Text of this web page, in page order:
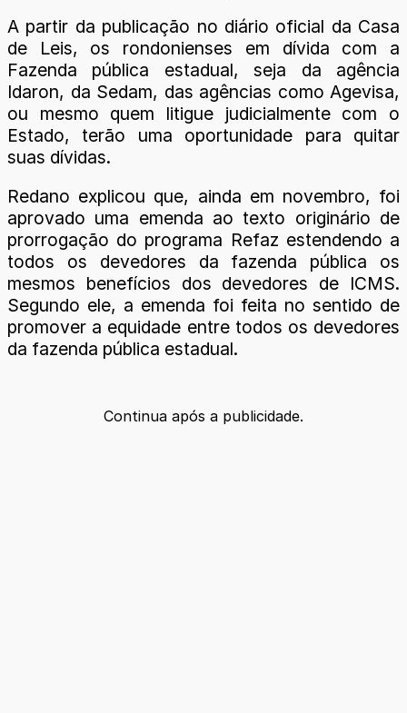
A partir da publicação no diário oficial da Casa
de Leis, os rondonienses em dívida com a
Fazenda pública estadual, seja da agência
Idaron, da Sedam, das agências como Agevisa,
ou mesmo quem litigue judicialmente com o
Estado, terão uma oportunidade para quitar
suas dívidas.
Redano explicou que, ainda em novembro, foi
aprovado uma emenda ao texto originário de
prorrogação do programa Refaz estendendo a
todos os devedores da fazenda pública os
mesmos benefícios dos devedores de ICMS.
Segundo ele, a emenda foi feita no sentido de
promover a equidade entre todos os devedores
da fazenda pública estadual.
Continua após a publicidade.